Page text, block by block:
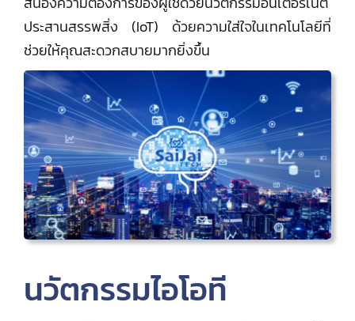
ประสานสรรพสิ่ง (IoT) ด้วยความใส่ใจในเทคโนโลยีที่
ช่วยให้คุณสะดวกสบายมากยิ่งขึ้น
นวัตกรรมไอโอที